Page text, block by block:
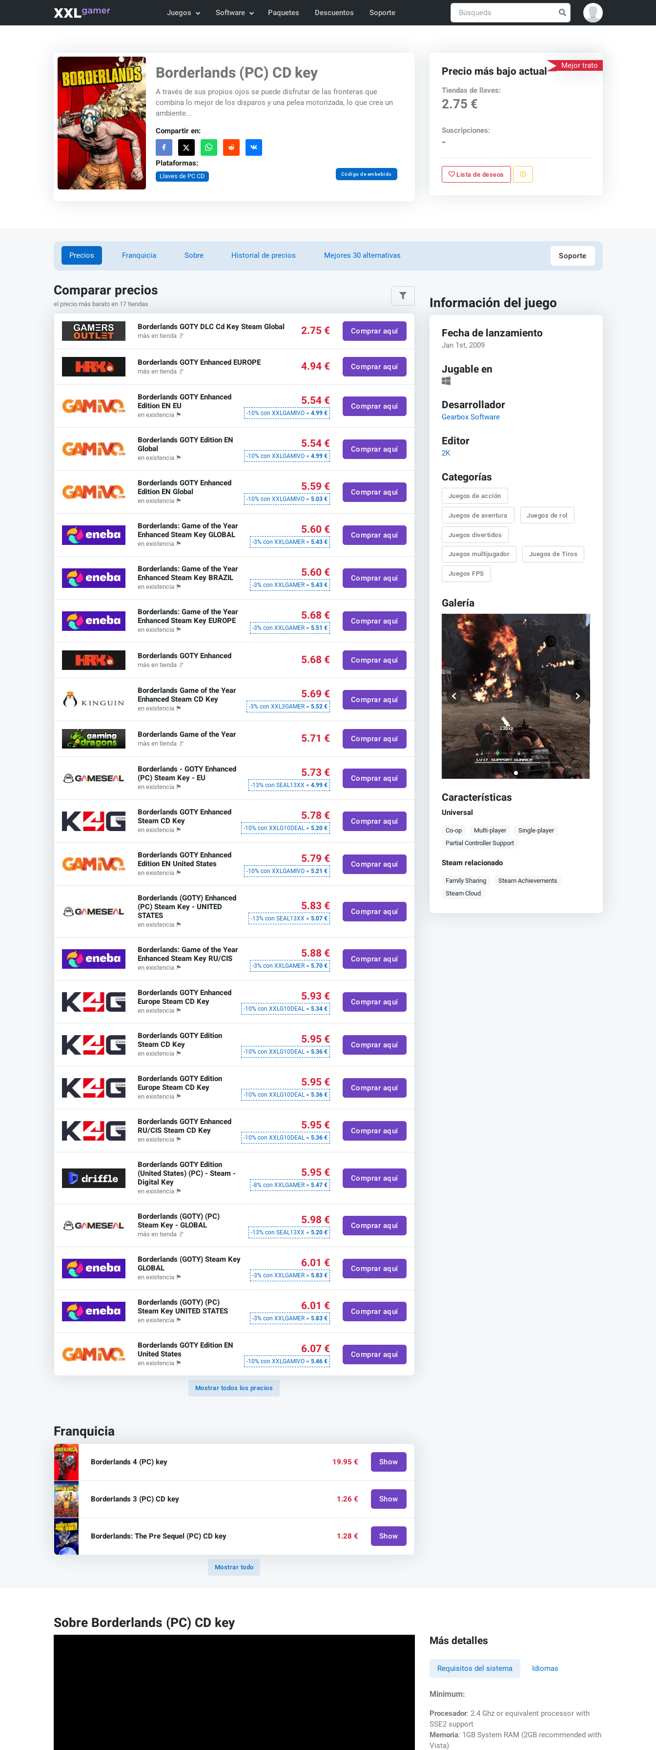
Juegos Software Paquetes Descuentos Soporte
Borderlands (PC) CD key
A través de sus propios ojos se puede disfrutar de las fronteras que
combina lo mejor de los disparos y una pelea motorizada, lo que crea un
ambiente...
Compartir en:
Plataformas:
Llaves de PC CD Código de embebido
Mejor trato
Precio más bajo actual
Tiendas de llaves:
2.75 €
Suscripciones:
-
Lista de deseos
Precios Franquicia Sobre Historial de precios Mejores 30 alternativas Soporte
Comparar precios
el precio más barato en 17 tiendas
Borderlands GOTY DLC Cd Key Steam Global
más en tienda 🚩 2.75 € Comprar aquí
Borderlands GOTY Enhanced EUROPE
más en tienda 🚩 4.94 € Comprar aquí
Borderlands GOTY Enhanced
Edition EN EU
en existencia 🏴
5.54 €
-10% con XXLGAMIVO = 4.99 €
Comprar aquí
Borderlands GOTY Edition EN
Global
en existencia 🏴
5.54 €
-10% con XXLGAMIVO = 4.99 €
Comprar aquí
Borderlands GOTY Enhanced
Edition EN Global
en existencia 🏴
5.59 €
-10% con XXLGAMIVO = 5.03 €
Comprar aquí
Borderlands: Game of the Year
Enhanced Steam Key GLOBAL
en existencia 🏴
5.60 €
-3% con XXLGAMER = 5.43 €
Comprar aquí
Borderlands: Game of the Year
Enhanced Steam Key BRAZIL
en existencia 🏴
5.60 €
-3% con XXLGAMER = 5.43 €
Comprar aquí
Borderlands: Game of the Year
Enhanced Steam Key EUROPE
en existencia 🏴
5.68 €
-3% con XXLGAMER = 5.51 €
Comprar aquí
Borderlands GOTY Enhanced
más en tienda 🚩 5.68 € Comprar aquí
Borderlands Game of the Year
Enhanced Steam CD Key
en existencia 🏴
5.69 €
-3% con XXL3GAMER = 5.52 €
Comprar aquí
Borderlands Game of the Year
más en tienda 🚩 5.71 € Comprar aquí
Borderlands - GOTY Enhanced
(PC) Steam Key - EU
en existencia 🏴
5.73 €
-13% con SEAL13XX = 4.99 €
Comprar aquí
Borderlands GOTY Enhanced
Steam CD Key
en existencia 🏴
5.78 €
-10% con XXLG10DEAL = 5.20 €
Comprar aquí
Borderlands GOTY Enhanced
Edition EN United States
en existencia 🏴
5.79 €
-10% con XXLGAMIVO = 5.21 €
Comprar aquí
Borderlands (GOTY) Enhanced
(PC) Steam Key - UNITED
STATES
en existencia 🏴
5.83 €
-13% con SEAL13XX = 5.07 €
Comprar aquí
Borderlands: Game of the Year
Enhanced Steam Key RU/CIS
en existencia 🏴
5.88 €
-3% con XXLGAMER = 5.70 €
Comprar aquí
Borderlands GOTY Enhanced
Europe Steam CD Key
en existencia 🏴
5.93 €
-10% con XXLG10DEAL = 5.34 €
Comprar aquí
Borderlands GOTY Edition
Steam CD Key
en existencia 🏴
5.95 €
-10% con XXLG10DEAL = 5.36 €
Comprar aquí
Borderlands GOTY Edition
Europe Steam CD Key
en existencia 🏴
5.95 €
-10% con XXLG10DEAL = 5.36 €
Comprar aquí
Borderlands GOTY Enhanced
RU/CIS Steam CD Key
en existencia 🏴
5.95 €
-10% con XXLG10DEAL = 5.36 €
Comprar aquí
Borderlands GOTY Edition
(United States) (PC) - Steam -
Digital Key
en existencia 🏴
5.95 €
-8% con XXLGAMER = 5.47 €
Comprar aquí
Borderlands (GOTY) (PC)
Steam Key - GLOBAL
más en tienda 🚩
5.98 €
-13% con SEAL13XX = 5.20 €
Comprar aquí
Borderlands (GOTY) Steam Key
GLOBAL
en existencia 🏴
6.01 €
-3% con XXLGAMER = 5.83 €
Comprar aquí
Borderlands (GOTY) (PC)
Steam Key UNITED STATES
en existencia 🏴
6.01 €
-3% con XXLGAMER = 5.83 €
Comprar aquí
Borderlands GOTY Edition EN
United States
en existencia 🏴
6.07 €
-10% con XXLGAMIVO = 5.46 €
Comprar aquí
Mostrar todos los precios
Franquicia
Borderlands 4 (PC) key 19.95 € Show
Borderlands 3 (PC) CD key 1.26 € Show
Borderlands: The Pre Sequel (PC) CD key 1.28 € Show
Mostrar todo
Información del juego
Fecha de lanzamiento
Jan 1st, 2009
Jugable en
Desarrollador
Gearbox Software
Editor
2K
Categorías
Juegos de acción
Juegos de aventura Juegos de rol
Juegos divertidos
Juegos multijugador Juegos de Tiros
Juegos FPS
Galería
Características
Universal
Co-op Multi-player
Single-player
Partial Controller Support
Steam relacionado
Family Sharing
Steam Achievements
Steam Cloud
Sobre Borderlands (PC) CD key
Más detalles
Requisitos del sistema Idiomas
Minimum:
Procesador: 2.4 Ghz or equivalent processor with
SSE2 support
Memoria: 1GB System RAM (2GB recommended with
Vista)